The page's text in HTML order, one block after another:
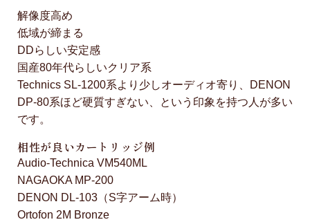
解像度高め
低域が締まる
DDらしい安定感
国産80年代らしいクリア系
Technics SL-1200系より少しオーディオ寄り、DENON
DP-80系ほど硬質すぎない、という印象を持つ人が多い
です。
相性が良いカートリッジ例
Audio-Technica VM540ML
NAGAOKA MP-200
DENON DL-103（S字アーム時）
Ortofon 2M Bronze